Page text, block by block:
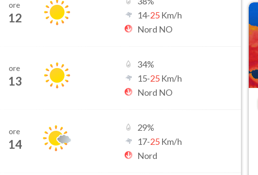
ore
12
14-25 Km/h
Nord NO
ore
13
34%
15-25 Km/h
Nord NO
ore
14
29%
17-25 Km/h
Nord